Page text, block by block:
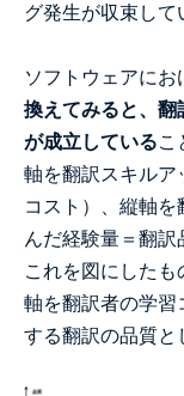
グ発生が収束して
ソフトウェアにお
換えてみると、翻
が成立しているこ
軸を翻訳スキルア
コスト）、縦軸
んだ経験量＝翻訳
これを図にした
軸を翻訳者の学習
する翻訳の品質と